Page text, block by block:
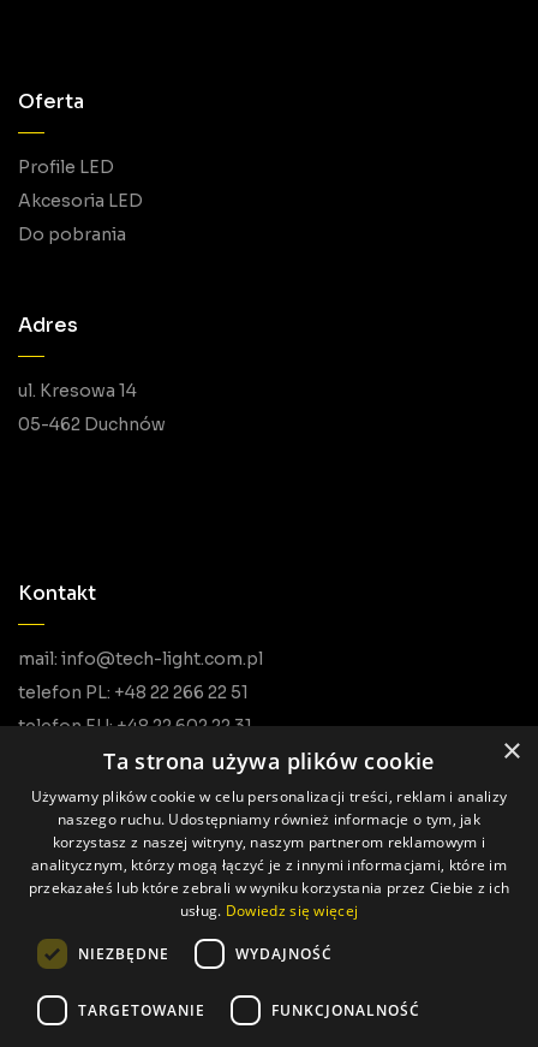
Oferta
Profile LED
Akcesoria LED
Do pobrania
Adres
ul. Kresowa 14
05-462 Duchnów
Kontakt
mail: info@tech-light.com.pl
telefon PL: +48 22 266 22 51
telefon EU: +48 22 602 22 31
Wszystkie prawa zastrzeżone © Tech Light
Realizacja: Pageart
×
Ta strona używa plików cookie
Używamy plików cookie w celu personalizacji treści, reklam i analizy
naszego ruchu. Udostępniamy również informacje o tym, jak
korzystasz z naszej witryny, naszym partnerom reklamowym i
analitycznym, którzy mogą łączyć je z innymi informacjami, które im
przekazałeś lub które zebrali w wyniku korzystania przez Ciebie z ich
usług. Dowiedz się więcej
NIEZBĘDNE WYDAJNOŚĆ
TARGETOWANIE FUNKCJONALNOŚĆ